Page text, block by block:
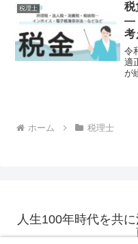
で
わ
税理士
税
―
考
令
適
が
ホーム
税理士
人生100年時代を共